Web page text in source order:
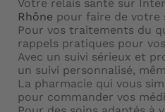
Votre relais santé sur
Rhône pour faire de votre
Pour vos traitements du
rappels pratiques pour
Avec un suivi sérieux et
un suivi personnalisé,
La pharmacie qui vous
pour commander vos